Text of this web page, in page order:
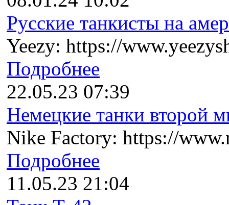
Русские танкисты на
Yeezy: https://
Подробнее
22.05.23 07:39
Немецкие танки второй
Nike Factory: https://
Подробнее
11.05.23 21:04